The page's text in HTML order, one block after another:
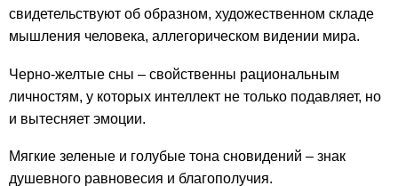
свидетельствуют об образном, художественном складе
мышления человека, аллегорическом видении мира.
Черно-желтые сны – свойственны рациональным
личностям, у которых интеллект не только подавляет, но
и вытесняет эмоции.
Мягкие зеленые и голубые тона сновидений – знак
душевного равновесия и благополучия.